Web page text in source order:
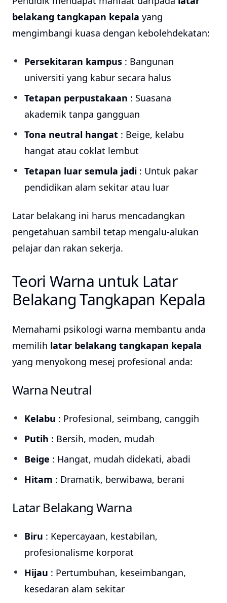
belakang tangkapan kepala yang
mengimbangi kuasa dengan kebolehdekatan:
Persekitaran kampus : Bangunan
universiti yang kabur secara halus
Tetapan perpustakaan : Suasana
akademik tanpa gangguan
Tona neutral hangat : Beige, kelabu
hangat atau coklat lembut
Tetapan luar semula jadi : Untuk pakar
pendidikan alam sekitar atau luar
Latar belakang ini harus mencadangkan
pengetahuan sambil tetap mengalu-alukan
pelajar dan rakan sekerja.
Teori Warna untuk Latar
Belakang Tangkapan Kepala
Memahami psikologi warna membantu anda
memilih latar belakang tangkapan kepala
yang menyokong mesej profesional anda:
Warna Neutral
Kelabu : Profesional, seimbang, canggih
Putih : Bersih, moden, mudah
Beige : Hangat, mudah didekati, abadi
Hitam : Dramatik, berwibawa, berani
Latar Belakang Warna
Biru : Kepercayaan, kestabilan,
profesionalisme korporat
Hijau : Pertumbuhan, keseimbangan,
kesedaran alam sekitar